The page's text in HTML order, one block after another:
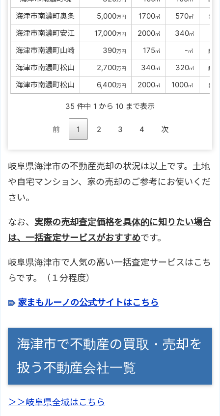
海津市南濃町奥条
5,000万円 1700㎡ 570㎡ 築
海津市南濃町安江
17,000万円 2000㎡ 340㎡
海津市南濃町山崎
390万円 175㎡ -㎡ 築
海津市南濃町松山
2,700万円 340㎡ 320㎡ 築
海津市南濃町松山
6,400万円 2000㎡ 1000㎡ 築
35 件中 1 から 10 まで表示
前 1 2 3 4 次
岐阜県海津市の不動産売却の状況は以上です。土地
や自宅マンション、家の売却のご参考にお使いくだ
さい。
なお、 実際の売却査定価格を具体的に知りたい場合
は、一括査定サービスがおすすめです。
岐阜県海津市で人気の高い一括査定サービスはこち
らです。（１分程度）
家まもルーノの公式サイトはこちら
海津市で不動産の買取・売却を
扱う不動産会社一覧
＞＞岐阜県全域はこちら